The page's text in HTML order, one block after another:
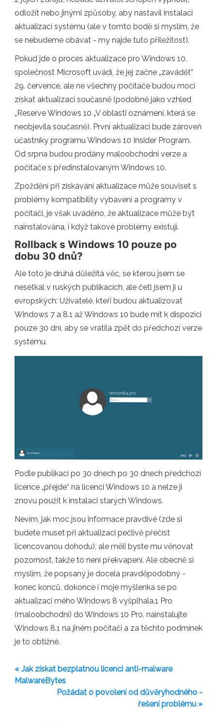
odložit nebo jinými způsoby, aby nastavil instalaci
aktualizací systému (ale v tomto bodě si myslím, že
se nebudeme obávat - my najde tuto příležitost).
Pokud jde o proces aktualizace pro Windows 10,
společnost Microsoft uvádí, že jej začne „zavádět“
29. července, ale ne všechny počítače budou moci
získat aktualizaci současně (podobně jako vzhled
„Reserve Windows 10 „V oblasti oznámení, která se
neobjevila současně). První aktualizací bude zároveň
účastníky programu Windows 10 Insider Program.
Od srpna budou prodány maloobchodní verze a
počítače s předinstalovaným Windows 10.
Zpoždění při získávání aktualizace může souviset s
problémy kompatibility vybavení a programy v
počítači, je však uváděno, že aktualizace může být
nainstalována, i když takové problémy existují.
Rollback s Windows 10 pouze po
dobu 30 dnů?
Ale toto je druhá důležitá věc, se kterou jsem se
nesetkal v ruských publikacích, ale četl jsem ji u
evropských: Uživatelé, kteří budou aktualizovat
Windows 7 a 8.1 až Windows 10 bude mít k dispozici
pouze 30 dní, aby se vrátila zpět do předchozí verze
systému.
Podle publikací po 30 dnech po 30 dnech předchozí
licence „přejde“ na licenci Windows 10 a nelze ji
znovu použít k instalaci starých Windows.
Nevím, jak moc jsou informace pravdivé (zde si
budete muset při aktualizaci pečlivě přečíst
licencovanou dohodu), ale měli byste mu věnovat
pozornost, takže to není překvapení. Ale obecně si
myslím, že popsaný je docela pravděpodobný -
konec konců, dokonce i moje myšlenka se po
aktualizaci mého Windows 8 vyšplhala.1 Pro
(maloobchodní) do Windows 10 Pro, nainstalujte
Windows 8.1 na jiném počítači a za těchto podmínek
je to obtížné.
« Jak získat bezplatnou licenci anti-malware
MalwareBytes
Požádat o povolení od důvěryhodného -
řešení problému »